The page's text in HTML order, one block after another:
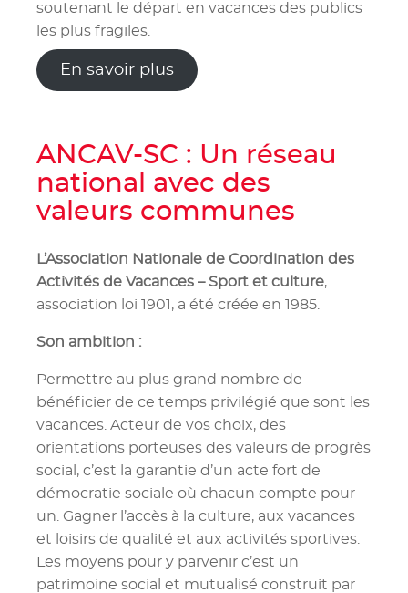
soutenant le départ en vacances des publics
les plus fragiles.
En savoir plus
ANCAV-SC : Un réseau
national avec des
valeurs communes
L’Association Nationale de Coordination des
Activités de Vacances – Sport et culture,
association loi 1901, a été créée en 1985.
Son ambition :
Permettre au plus grand nombre de
bénéficier de ce temps privilégié que sont les
vacances. Acteur de vos choix, des
orientations porteuses des valeurs de progrès
social, c’est la garantie d’un acte fort de
démocratie sociale où chacun compte pour
un. Gagner l’accès à la culture, aux vacances
et loisirs de qualité et aux activités sportives.
Les moyens pour y parvenir c’est un
patrimoine social et mutualisé construit par